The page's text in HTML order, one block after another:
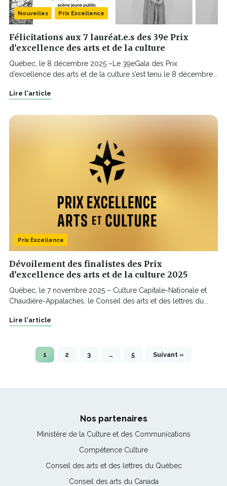
Nouvelles Prix Excellence
Félicitations aux 7 lauréat.e.s des 39e Prix
d’excellence des arts et de la culture
Québec, le 8 décembre 2025 –Le 39eGala des Prix
d’excellence des arts et de la culture s’est tenu le 8 décembre...
Lire l'article
Prix Excellence
Dévoilement des finalistes des Prix
d’excellence des arts et de la culture 2025
Québec, le 7 novembre 2025 – Culture Capitale-Nationale et
Chaudière-Appalaches, le Conseil des arts et des lettres du...
Lire l'article
1 2 3 … 5 Suivant »
Nos partenaires
Ministère de la Culture et des CommunicationsCe
Compétence CultureCe
s'ouvrira
dans
Conseil des arts et des lettres du QuébecCe
Conseil des arts du CanadaCe